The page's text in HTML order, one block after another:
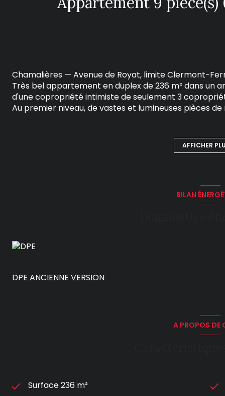
Chamalières — Avenue de Royat, limite Clermont-
Très bel appartement en duplex de 236 m² dans un
d'une copropriété intimiste de seulement 3
Au premier niveau, de vastes et lumineuses pièces
À l'étage supérieur, un espace nuit
maximum), complété par une grande salle de jeux —
Un bien rare, alliant le prestige de l'architecture
AFFICHER
BILAN
DPE ANCIENNE VERSION
A PROPOS DE
Surface 236 m²